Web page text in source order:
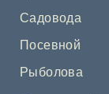
Садовода
Посевной
Рыболова